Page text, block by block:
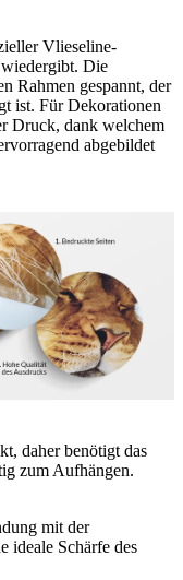
Vlieseline-
Die
Rahmen gespannt, der
ist. Für Dekorationen
Druck, dank welchem
abgebildet
daher benötigt das
zum Aufhängen.
mit der
ideale Schärfe des